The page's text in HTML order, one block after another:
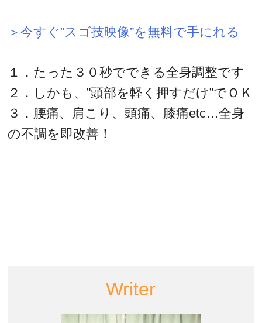
＞今すぐ”スゴ技映像”を無料で手にれる
１．たった３０秒でできる全身調整です
２．しかも、”頭部を軽く押すだけ”でＯＫ
３．腰痛、肩こり、頭痛、膝痛etc…全身
の不調を即改善！
Writer